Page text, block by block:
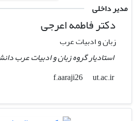
مدیر داخلی
دکتر فاطمه اعرجی
زبان و ادبیات عرب
استادیار گروه زبان و ادبیات عرب
f.aaraji26
ut.ac.ir